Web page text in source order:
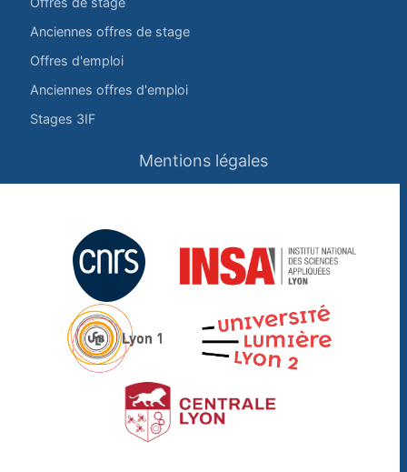
Anciennes offres de stage
Offres d'emploi
Anciennes offres d'emploi
Stages 3IF
Mentions légales